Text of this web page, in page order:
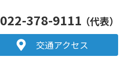
022-378-9111 （代表）
交通アクセス